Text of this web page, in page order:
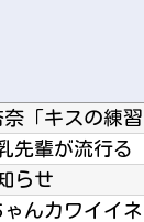
奈「キスの練
先輩が流行る
らせ
んカワイイネ